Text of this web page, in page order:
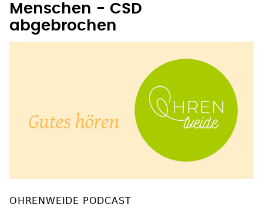
Menschen - CSD
abgebrochen
OHRENWEIDE PODCAST